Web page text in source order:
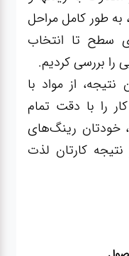
به طور کامل مراحل
سطح تا انتخاب
بررسی کردیم.
نتیجه، از مواد با
را با دقت تمام
خودتان رینگ‌های
کارتان لذت